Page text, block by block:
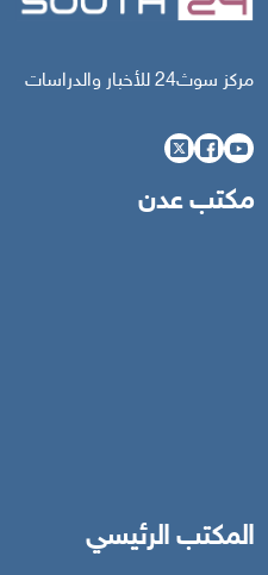
مركز سوث24 للأخبار والدراسات
مكتب عدن
المكتب الرئيسي